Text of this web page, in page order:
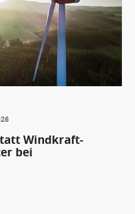
Windkraft-
bei